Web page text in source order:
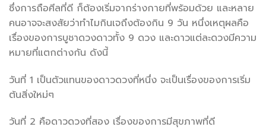
ซึ่งการถือศีลที่ดี ก็ต้องเริ่มจากร่างกายที่พร้อมด้วย และหลาย
คนอาจจะสงสัยว่าทำไมกินเจถึงต้องกิน 9 วัน หนึ่งเหตุผลคือ
เรื่องของการบูชาดวงดาวทั้ง 9 ดวง และดาวแต่ละดวงมีความ
หมายที่แตกต่างกัน ดังนี้
วันที่ 1 เป็นตัวแทนของดาวดวงที่หนึ่ง จะเป็นเรื่องของการเริ่ม
ต้นสิ่งใหม่ๆ
วันที่ 2 คือดาวดวงที่สอง เรื่องของการมีสุขภาพที่ดี